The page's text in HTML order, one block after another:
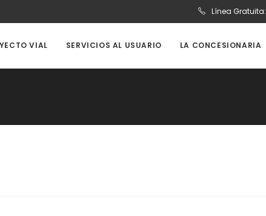
Línea Gratuita:
VIAL SERVICIOS AL USUARIO LA CONCESIONARIA